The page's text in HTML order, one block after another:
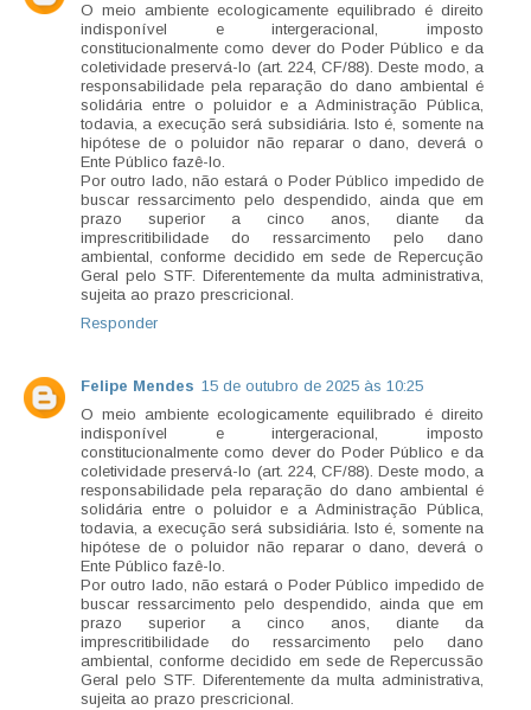
O meio ambiente ecologicamente equilibrado é direito
indisponível e intergeracional, imposto
constitucionalmente como dever do Poder Público e da
coletividade preservá-lo (art. 224, CF/88). Deste modo, a
responsabilidade pela reparação do dano ambiental é
solidária entre o poluidor e a Administração Pública,
todavia, a execução será subsidiária. Isto é, somente na
hipótese de o poluidor não reparar o dano, deverá o
Ente Público fazê-lo.
Por outro lado, não estará o Poder Público impedido de
buscar ressarcimento pelo despendido, ainda que em
prazo superior a cinco anos, diante da
imprescritibilidade do ressarcimento pelo dano
ambiental, conforme decidido em sede de Repercução
Geral pelo STF. Diferentemente da multa administrativa,
sujeita ao prazo prescricional.
Responder
Felipe Mendes 15 de outubro de 2025 às 10:25
O meio ambiente ecologicamente equilibrado é direito
indisponível e intergeracional, imposto
constitucionalmente como dever do Poder Público e da
coletividade preservá-lo (art. 224, CF/88). Deste modo, a
responsabilidade pela reparação do dano ambiental é
solidária entre o poluidor e a Administração Pública,
todavia, a execução será subsidiária. Isto é, somente na
hipótese de o poluidor não reparar o dano, deverá o
Ente Público fazê-lo.
Por outro lado, não estará o Poder Público impedido de
buscar ressarcimento pelo despendido, ainda que em
prazo superior a cinco anos, diante da
imprescritibilidade do ressarcimento pelo dano
ambiental, conforme decidido em sede de Repercussão
Geral pelo STF. Diferentemente da multa administrativa,
sujeita ao prazo prescricional.